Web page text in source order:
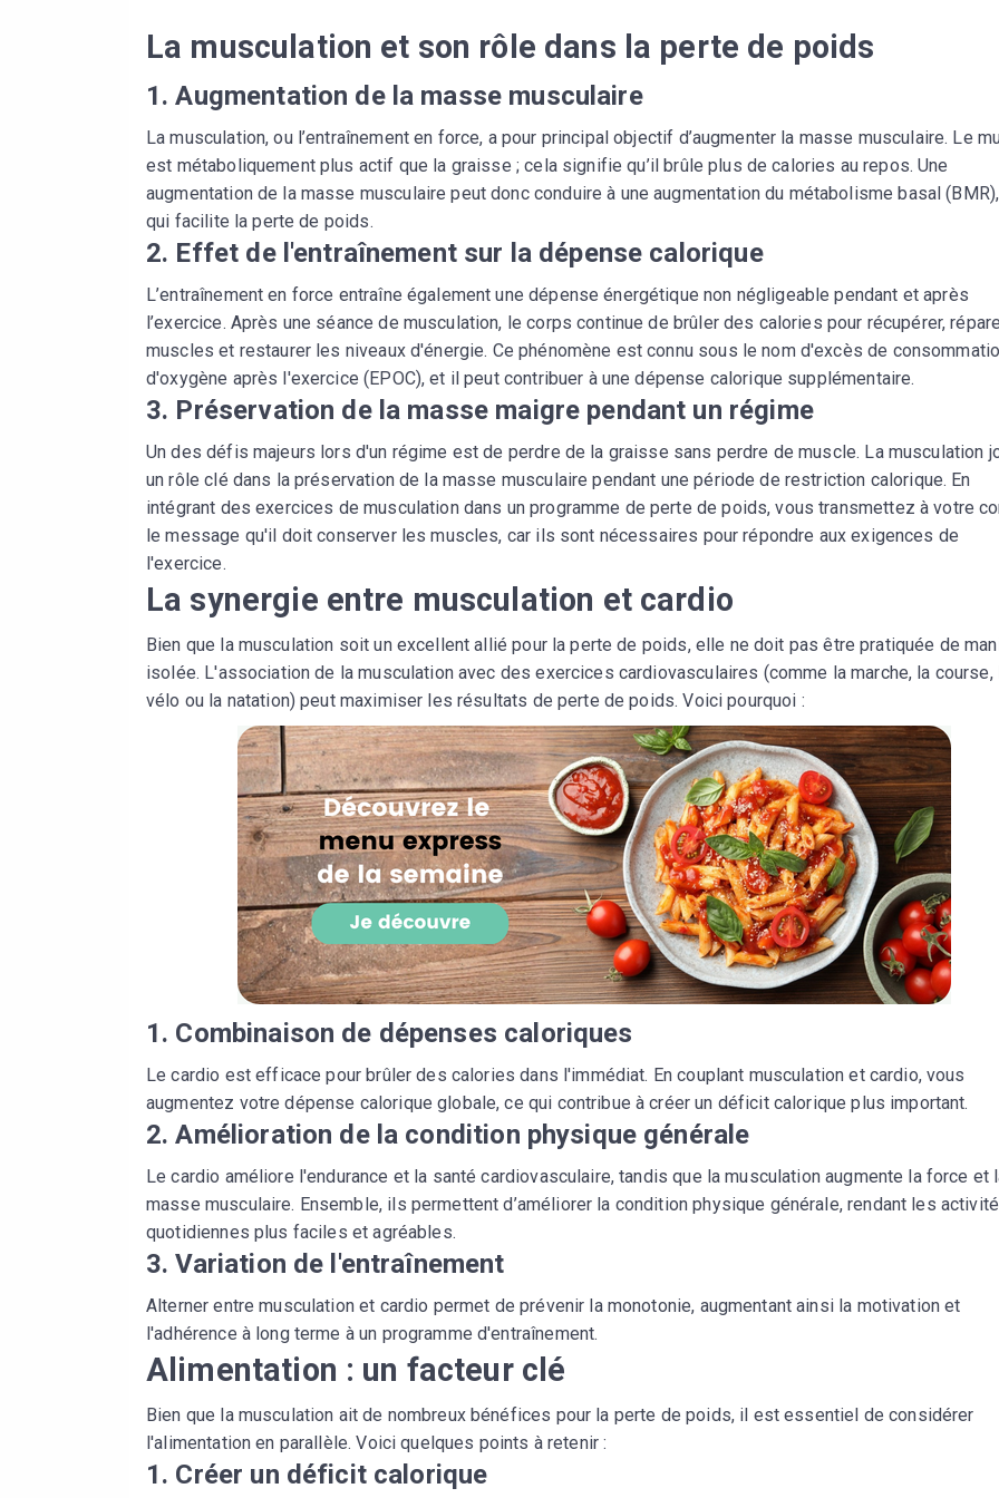
La musculation et son rôle dans la perte de poids
1. Augmentation de la masse musculaire
La musculation, ou l’entraînement en force, a pour principal objectif d’augmenter la masse musculaire. Le
est métaboliquement plus actif que la graisse ; cela signifie qu’il brûle plus de calories au repos. Une
augmentation de la masse musculaire peut donc conduire à une augmentation du métabolisme basal
qui facilite la perte de poids.
2. Effet de l'entraînement sur la dépense calorique
L’entraînement en force entraîne également une dépense énergétique non négligeable pendant et après
l’exercice. Après une séance de musculation, le corps continue de brûler des calories pour récupérer,
muscles et restaurer les niveaux d'énergie. Ce phénomène est connu sous le nom d'excès de
d'oxygène après l'exercice (EPOC), et il peut contribuer à une dépense calorique supplémentaire.
3. Préservation de la masse maigre pendant un régime
Un des défis majeurs lors d'un régime est de perdre de la graisse sans perdre de muscle. La musculation
un rôle clé dans la préservation de la masse musculaire pendant une période de restriction calorique. En
intégrant des exercices de musculation dans un programme de perte de poids, vous transmettez à votre
le message qu'il doit conserver les muscles, car ils sont nécessaires pour répondre aux exigences de
l'exercice.
La synergie entre musculation et cardio
Bien que la musculation soit un excellent allié pour la perte de poids, elle ne doit pas être pratiquée de
isolée. L'association de la musculation avec des exercices cardiovasculaires (comme la marche, la course,
vélo ou la natation) peut maximiser les résultats de perte de poids. Voici pourquoi :
1. Combinaison de dépenses caloriques
Le cardio est efficace pour brûler des calories dans l'immédiat. En couplant musculation et cardio, vous
augmentez votre dépense calorique globale, ce qui contribue à créer un déficit calorique plus important.
2. Amélioration de la condition physique générale
Le cardio améliore l'endurance et la santé cardiovasculaire, tandis que la musculation augmente la force et
masse musculaire. Ensemble, ils permettent d’améliorer la condition physique générale, rendant les
quotidiennes plus faciles et agréables.
3. Variation de l'entraînement
Alterner entre musculation et cardio permet de prévenir la monotonie, augmentant ainsi la motivation et
l'adhérence à long terme à un programme d'entraînement.
Alimentation : un facteur clé
Bien que la musculation ait de nombreux bénéfices pour la perte de poids, il est essentiel de considérer
l'alimentation en parallèle. Voici quelques points à retenir :
1. Créer un déficit calorique